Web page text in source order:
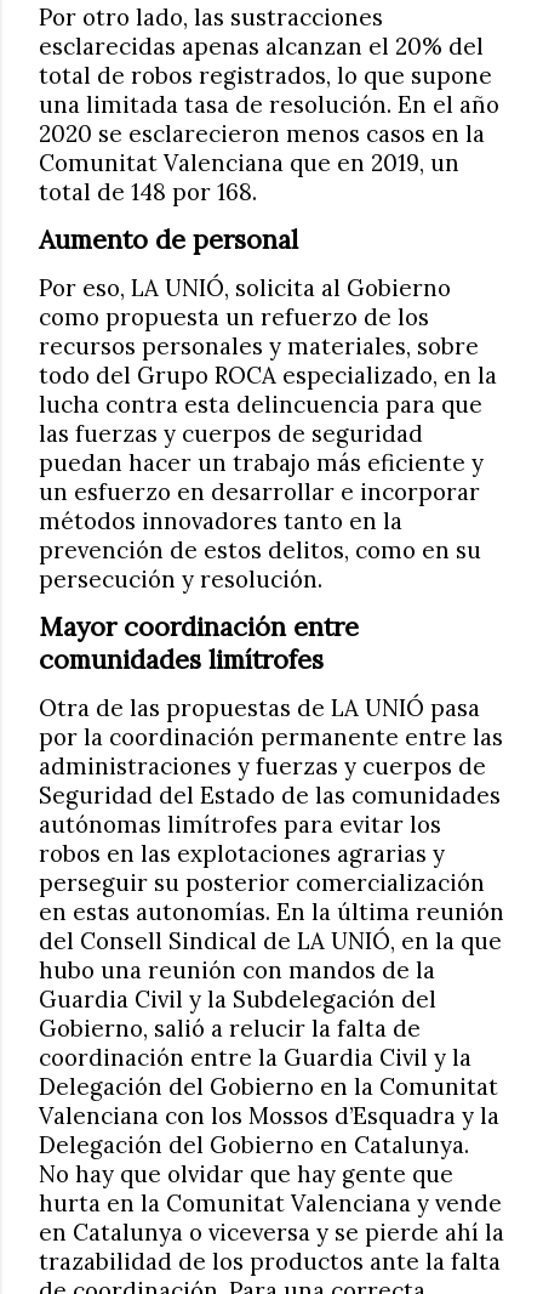
Por otro lado, las sustracciones
esclarecidas apenas alcanzan el 20% del
total de robos registrados, lo que supone
una limitada tasa de resolución. En el año
2020 se esclarecieron menos casos en la
Comunitat Valenciana que en 2019, un
total de 148 por 168.
Aumento de personal
Por eso, LA UNIÓ, solicita al Gobierno
como propuesta un refuerzo de los
recursos personales y materiales, sobre
todo del Grupo ROCA especializado, en la
lucha contra esta delincuencia para que
las fuerzas y cuerpos de seguridad
puedan hacer un trabajo más eficiente y
un esfuerzo en desarrollar e incorporar
métodos innovadores tanto en la
prevención de estos delitos, como en su
persecución y resolución.
Mayor coordinación entre
comunidades limítrofes
Otra de las propuestas de LA UNIÓ pasa
por la coordinación permanente entre las
administraciones y fuerzas y cuerpos de
Seguridad del Estado de las comunidades
autónomas limítrofes para evitar los
robos en las explotaciones agrarias y
perseguir su posterior comercialización
en estas autonomías. En la última reunión
del Consell Sindical de LA UNIÓ, en la que
hubo una reunión con mandos de la
Guardia Civil y la Subdelegación del
Gobierno, salió a relucir la falta de
coordinación entre la Guardia Civil y la
Delegación del Gobierno en la Comunitat
Valenciana con los Mossos d’Esquadra y la
Delegación del Gobierno en Catalunya.
No hay que olvidar que hay gente que
hurta en la Comunitat Valenciana y vende
en Catalunya o viceversa y se pierde ahí la
trazabilidad de los productos ante la falta